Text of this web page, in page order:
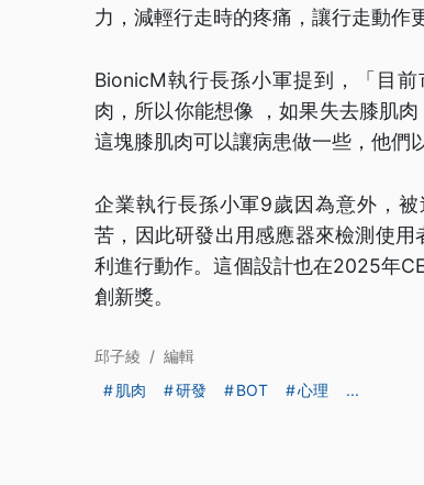
力，減輕行走時的疼痛，讓行走動作
BionicM執行長孫小軍提到，「目
肉，所以你能想像 ，如果失去膝肌
這塊膝肌肉可以讓病患做一些，他們
企業執行長孫小軍9歲因為意外，
苦，因此研發出用感應器來檢測使
利進行動作。這個設計也在2025年
創新獎。
邱子綾 / 編輯
肌肉
研發 BOT 心理 ...